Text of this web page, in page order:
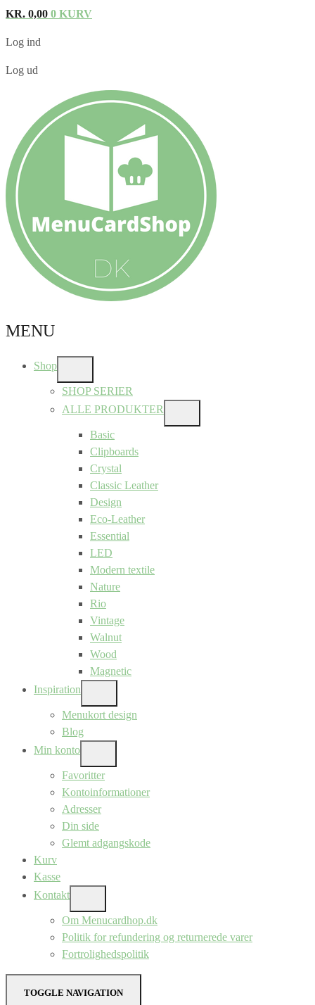
KR. 0,00 0 KURV
Log ind
Log ud
MENU
Shop
SUB
MENU
SHOP SERIER
ALLE PRODUKTER
SUB
Basic
Clipboards
Crystal
Classic Leather
Design
Eco-Leather
Essential
LED
Modern textile
Nature
Rio
Vintage
Walnut
Wood
Magnetic
Inspiration
SUB
MENU
Menukort design
Blog
Min konto
SUB
MENU
Favoritter
Kontoinformationer
Adresser
Din side
Glemt adgangskode
Kurv
Kasse
Kontakt
SUB
MENU
Om Menucardhop.dk
Politik for refundering og returnerede varer
Fortrolighedspolitik
TOGGLE NAVIGATION